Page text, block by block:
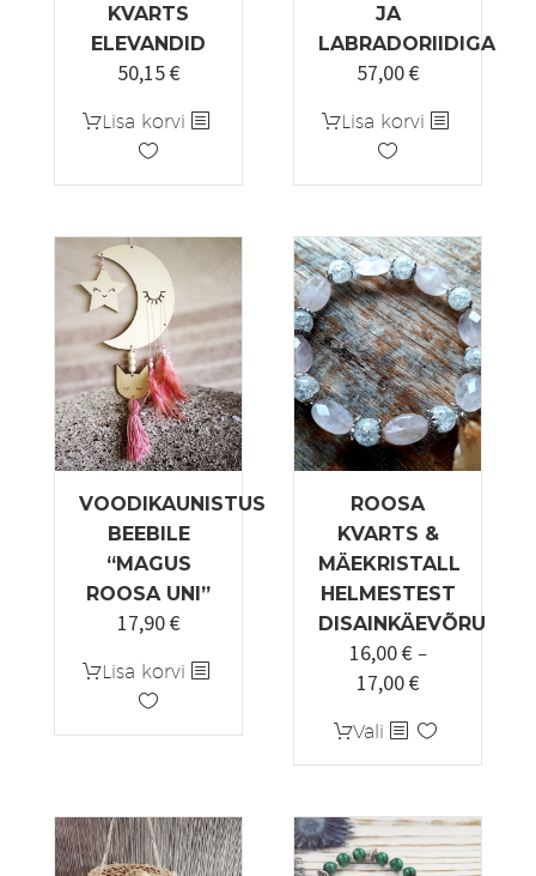
KVARTS
ELEVANDID
Algne
oli:
59,00 €.
50,15€Praegune
on:
Lisa korvi
JA
LABRADORIIDIGA
57,00€
Lisa korvi
VOODIKAUNISTUS
BEEBILE
“MAGUS
ROOSA UNI”
17,90€
Lisa korvi
ROOSA
KVARTS &
MÄEKRISTALL
HELMESTEST
DISAINKÄEVÕRU
16,00€ –
17,00€
kuni
17,00 €
Vali Sellel
tootel
mitu
varianti.